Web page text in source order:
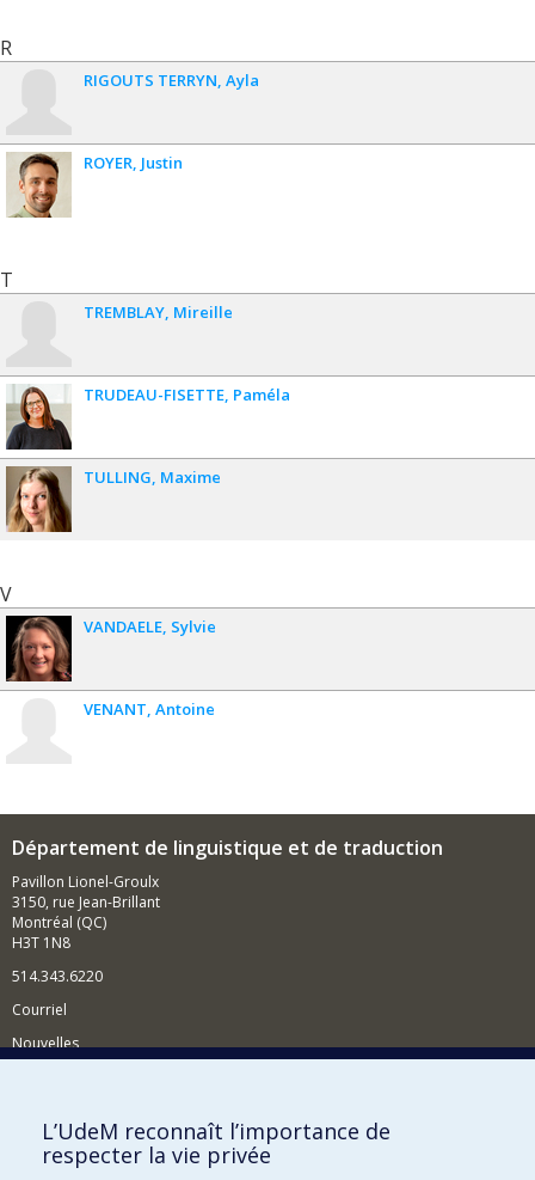
R
RIGOUTS TERRYN Ayla
ROYER Justin
T
TREMBLAY Mireille
TRUDEAU-FISETTE Paméla
TULLING Maxime
V
VANDAELE Sylvie
VENANT Antoine
Département de linguistique et de traduction
Pavillon Lionel-Groulx
3150, rue Jean-Brillant
Montréal (QC)
H3T 1N8
514.343.6220
Courriel
Nouvelles
Comment soutenir le Département?
BESOIN D'AIDE?
L’UdeM reconnaît l’importance de
respecter la vie privée